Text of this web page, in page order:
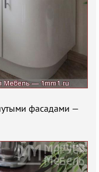
фасадами —